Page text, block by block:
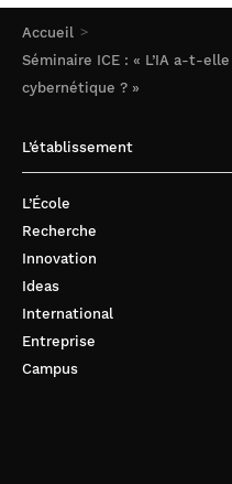
Accueil
Séminaire ICE : « L’IA a-t-
cybernétique ? »
L’établissement
L’École
Recherche
Innovation
Ideas
International
Entreprise
Campus